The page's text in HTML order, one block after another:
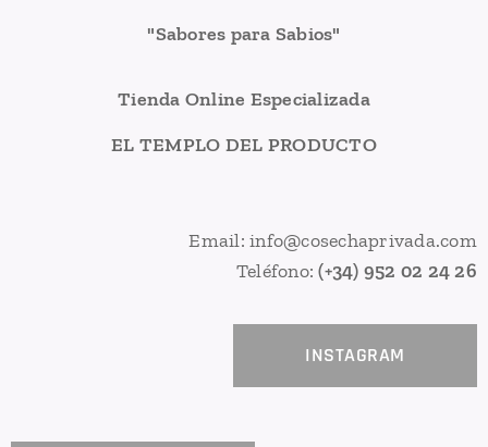
"Sabores para Sabios"
Tienda Online Especializada
EL TEMPLO DEL PRODUCTO
Email: info@cosechaprivada.com
Teléfono:(+34) 952 02 24 26
INSTAGRAM